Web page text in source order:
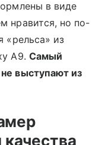
в виде
нравится, но по-
«рельса» из
A9. Самый
выступают из